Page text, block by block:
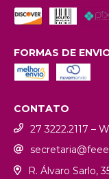
FORMAS DE
CONTATO
27 3222.2117 –
R. Álvaro Sarlo,